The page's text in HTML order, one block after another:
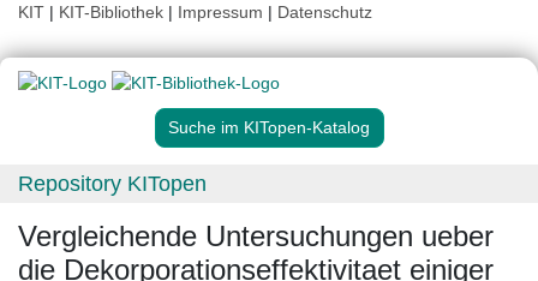
KIT | KIT-Bibliothek | Impressum | Datenschutz
Suche im KITopen-Katalog
Repository KITopen
Vergleichende Untersuchungen ueber
die Dekorporationseffektivitaet einiger